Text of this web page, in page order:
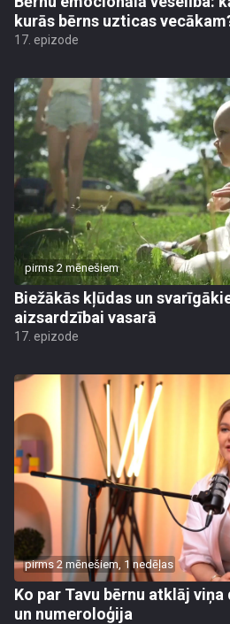
kurās bērns uzticas
17. epizode
pirms 2 mēnešiem
Biežākās kļūdas un
aizsardzībai vasarā
17. epizode
pirms 2 mēnešiem, 1 nedēļas
Ko par Tavu bērnu atklāj
un numeroloģija